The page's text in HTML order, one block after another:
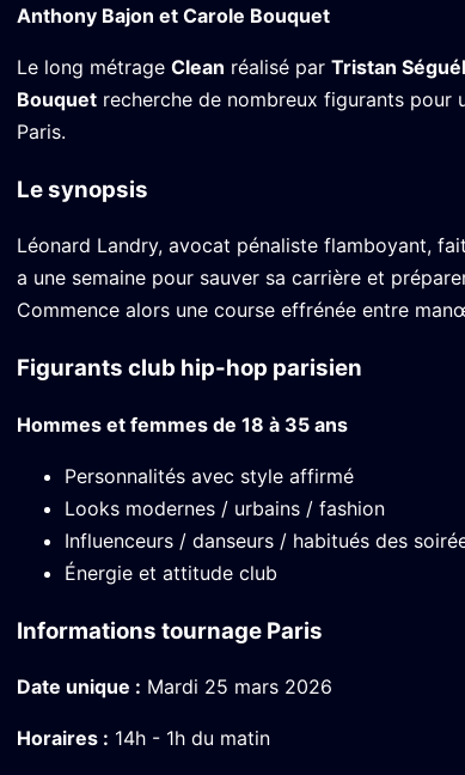
Anthony Bajon et Carole Bouquet
Le long métrage Clean réalisé par Tristan
Bouquet recherche de nombreux figurants pour
Paris.
Le synopsis
Léonard Landry, avocat pénaliste flamboyant,
a une semaine pour sauver sa carrière et
Commence alors une course effrénée entre
Figurants club hip-hop parisien
Hommes et femmes de 18 à 35 ans
Personnalités avec style affirmé
Looks modernes / urbains / fashion
Influenceurs / danseurs / habitués des
Énergie et attitude club
Informations tournage Paris
Date unique : Mardi 25 mars 2026
Horaires : 14h - 1h du matin